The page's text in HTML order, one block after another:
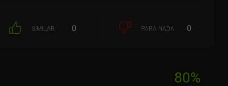
SIMILAR 0 PARA NADA 0
80%